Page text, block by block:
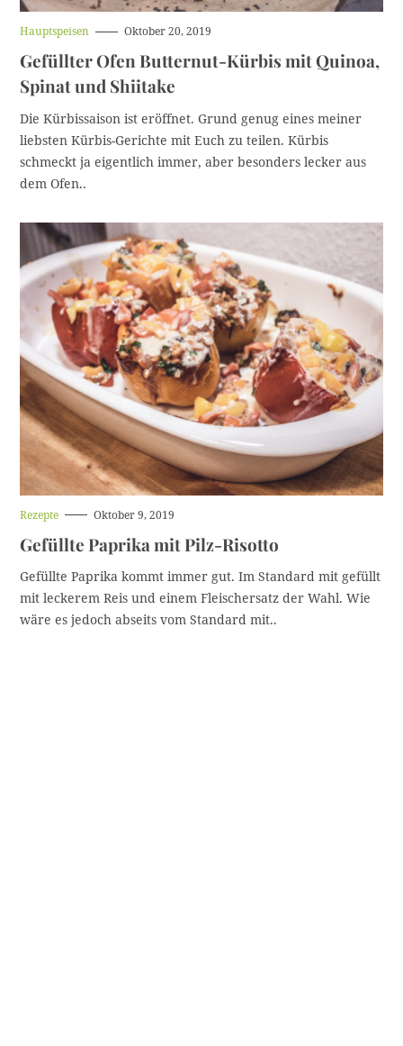
H
u
t
a
t
e
g
o
r
Hauptspeisen Oktober 20, 2019
Gefüllter Ofen Butternut-Kürbis mit Quinoa,
Spinat und Shiitake
Die Kürbissaison ist eröffnet. Grund genug eines meiner
liebsten Kürbis-Gerichte mit Euch zu teilen. Kürbis
schmeckt ja eigentlich immer, aber besonders lecker aus
dem Ofen..
H
u
t
a
t
Rezepte Oktober 9, 2019
Gefüllte Paprika mit Pilz-Risotto
Gefüllte Paprika kommt immer gut. Im Standard mit gefüllt
mit leckerem Reis und einem Fleischersatz der Wahl. Wie
wäre es jedoch abseits vom Standard mit..